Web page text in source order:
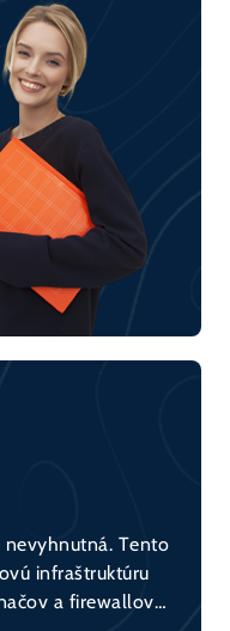
nevyhnutná. Tento
infraštruktúru
a firewallov